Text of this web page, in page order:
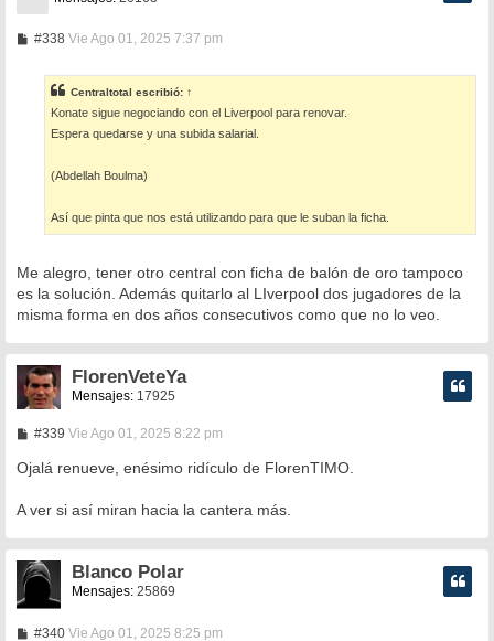
#338M
s
a
j
e
Vie Ago 01, 2025 7:37 pm
Centraltotal escribió: ↑
Konate sigue negociando con el Liverpool para renovar.
Espera quedarse y una subida salarial.
(Abdellah Boulma)
Así que pinta que nos está utilizando para que le suban la ficha.
Me alegro, tener otro central con ficha de balón de oro tampoco
es la solución. Además quitarlo al LIverpool dos jugadores de la
misma forma en dos años consecutivos como que no lo veo.
FlorenVeteYa
Mensajes: 17925
#339M
n
j
Vie Ago 01, 2025 8:22 pm
Ojalá renueve, enésimo ridículo de FlorenTIMO.
A ver si así miran hacia la cantera más.
Blanco Polar
Mensajes: 25869
#340MVie Ago 01, 2025 8:25 pm